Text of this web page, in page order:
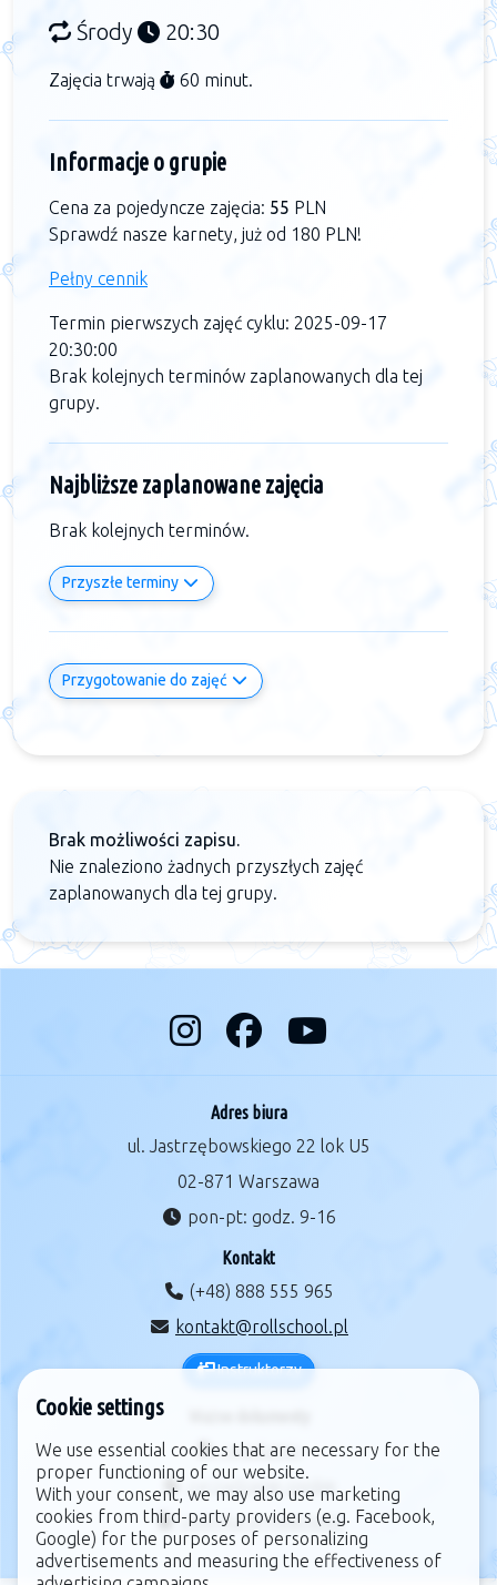
Środy 20:30
Zajęcia trwają 60 minut.
Informacje o grupie
Cena za pojedyncze zajęcia: 55 PLN
Sprawdź nasze karnety, już od 180 PLN!
Pełny cennik
Termin pierwszych zajęć cyklu: 2025-09-17
20:30:00
Brak kolejnych terminów zaplanowanych dla tej
grupy.
Najbliższe zaplanowane zajęcia
Brak kolejnych terminów.
Przyszłe terminy
Przygotowanie do zajęć
Brak możliwości zapisu.
Nie znaleziono żadnych przyszłych zajęć
zaplanowanych dla tej grupy.
Adres biura
ul. Jastrzębowskiego 22 lok U5
02-871 Warszawa
pon-pt: godz. 9-16
Kontakt
(+48) 888 555 965
kontakt@rollschool.pl
Instruktorzy
regulamin
zarządzanie cookie
polityka prywatności
Cookie settings
We use essential cookies that are necessary for the
proper functioning of our website.
With your consent, we may also use marketing
cookies from third-party providers (e.g. Facebook,
Google) for the purposes of personalizing
advertisements and measuring the effectiveness of